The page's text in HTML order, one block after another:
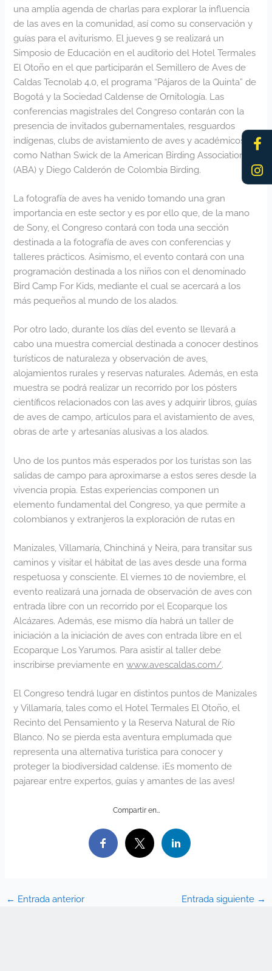
f
una amplia agenda de charlas para explorar la influencia
de las aves en la comunidad, así como su conservación y
guías para el aviturismo. El jueves 9 se realizará un
Simposio de Educación en el auditorio del Hotel Termales
El Otoño en el que participarán el Semillero de Aves de
Caldas Tecnolab 4.0, el programa “Pájaros de la Quinta” de
Bogotá y la Sociedad Caldense de Ornitología. Las
conferencias magistrales del Congreso contarán con la
presencia de invitados gubernamentales, resguardos
indígenas, clubs de avistamiento de aves y académicos
como Nathan Swick de la American Birding Association
(ABA) y Diego Calderón de Colombia Birding.
La fotografía de aves ha venido tomando una gran
importancia en este sector y es por ello que, de la mano
de Sony, el Congreso contará con toda una sección
destinada a la fotografía de aves con conferencias y
talleres prácticos. Asimismo, el evento contará con una
programación destinada a los niños con el denominado
Bird Camp For Kids, mediante el cual se acercará a los
más pequeños al mundo de los alados.
Por otro lado, durante los días del evento se llevará a
cabo una muestra comercial destinada a conocer destinos
turísticos de naturaleza y observación de aves,
alojamientos rurales y reservas naturales. Además, en esta
muestra se podrá realizar un recorrido por los pósters
científicos relacionados con las aves y adquirir libros, guías
de aves de campo, artículos para el avistamiento de aves,
obras de arte y artesanías alusivas a los alados.
Uno de los puntos más esperados por los turistas son las
salidas de campo para aproximarse a estos seres desde la
vivencia propia. Estas experiencias componen un
elemento fundamental del Congreso, ya que permite a
colombianos y extranjeros la exploración de rutas en
Manizales, Villamaría, Chinchiná y Neira, para transitar sus
caminos y visitar el hábitat de las aves desde una forma
respetuosa y consciente. El viernes 10 de noviembre, el
evento realizará una jornada de observación de aves con
entrada libre con un recorrido por el Ecoparque los
Alcázares. Además, ese mismo día habrá un taller de
iniciación a la iniciación de aves con entrada libre en el
Ecoparque Los Yarumos. Para asistir al taller debe
inscribirse previamente enwww.avescaldas.com/.
El Congreso tendrá lugar en distintos puntos de Manizales
y Villamaría, tales como el Hotel Termales El Otoño, el
Recinto del Pensamiento y la Reserva Natural de Río
Blanco. No se pierda esta aventura emplumada que
representa una alternativa turística para conocer y
proteger la biodiversidad caldense. ¡Es momento de
pajarear entre expertos, guías y amantes de las aves!
Compartir en…
← Entrada anterior Entrada siguiente →